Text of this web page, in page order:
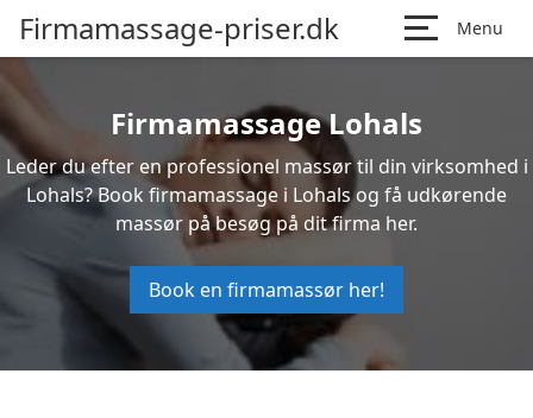
Firmamassage-priser.dk Menu
Firmamassage Lohals
Leder du efter en professionel massør til din virksomhed i
Lohals? Book firmamassage i Lohals og få udkørende
massør på besøg på dit firma her.
Book en firmamassør her!